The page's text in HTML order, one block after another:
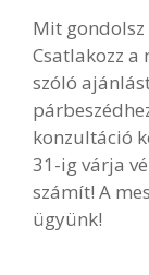
Mit gondolsz
Csatlakozz
szóló
konzultáció
31-ig várja
számít! A
ügyünk!